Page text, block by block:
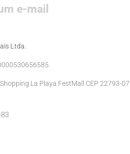
e-mail
Ltda.
La Playa FestMall CEP 22793-